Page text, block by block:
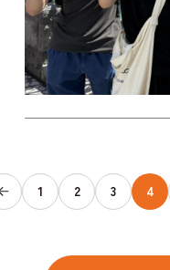
1 2 3 4